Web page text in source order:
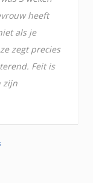
heeft
als je
zegt precies
Feit is
zijn